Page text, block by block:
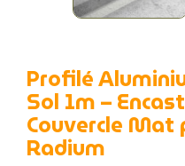
Profilé
Sol 1m –
Couvercle Mat
Radium